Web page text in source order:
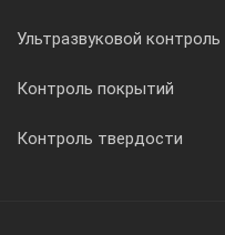
Ультразвуковой контроль
Контроль покрытий
Контроль твердости